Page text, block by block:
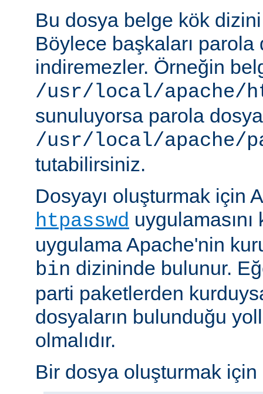
Bu dosya belge kök dizini
Böylece başkaları parola
indiremezler. Örneğin
/usr/local/apache/
sunuluyorsa parola
/usr/local/apache/
tutabilirsiniz.
Dosyayı oluşturmak için
htpasswd
uygulama Apache'nin
bin dizininde bulunur.
parti paketlerden
dosyaların bulunduğu
olmalıdır.
Bir dosya oluşturmak için